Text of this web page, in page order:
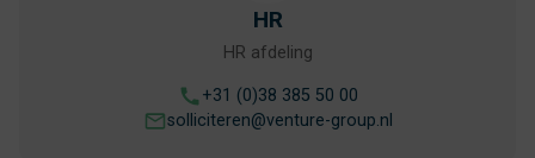
HR
HR afdeling
+31 (0)38 385 50 00
solliciteren@venture-group.nl